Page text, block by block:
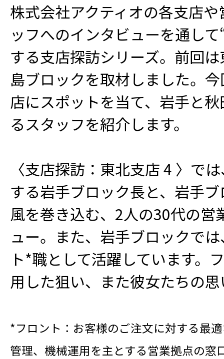
株式会社アクティオの各支店
ッフへのインタビューを通し
する支店探訪シリーズ。前回
島ブロックを取材しました。
店にスポットを当て、岩手と
るスタッフを紹介します。
〈支店探訪：東北支店 4 〉で
する岩手ブロック長と、岩手
風を巻き込む、2人の30代の営
ュー。また、岩手ブロックで
ト*職として活躍しています。
用した狙い、また彼女たちの
*フロント：お客様のご注文に対する最
管理、機械運用を主とする営業拠点の窓